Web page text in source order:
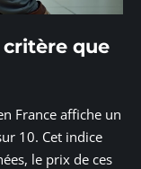
que
France affiche un
10. Cet indice
le prix de ces